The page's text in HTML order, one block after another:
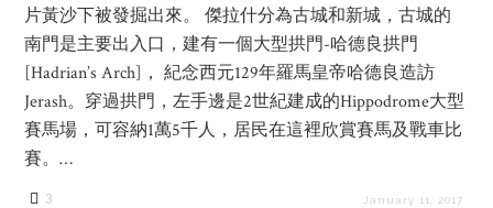
片黃沙下被發掘出來。 傑拉什分為古城和新城，古城的
南門是主要出入口，建有一個大型拱門-哈德良拱門
[Hadrian’s Arch]， 紀念西元129年羅馬皇帝哈德良造訪
Jerash。穿過拱門，左手邊是2世紀建成的Hippodrome大型
賽馬場，可容納1萬5千人，居民在這裡欣賞賽馬及戰車比
賽。…
3 January 11, 2017